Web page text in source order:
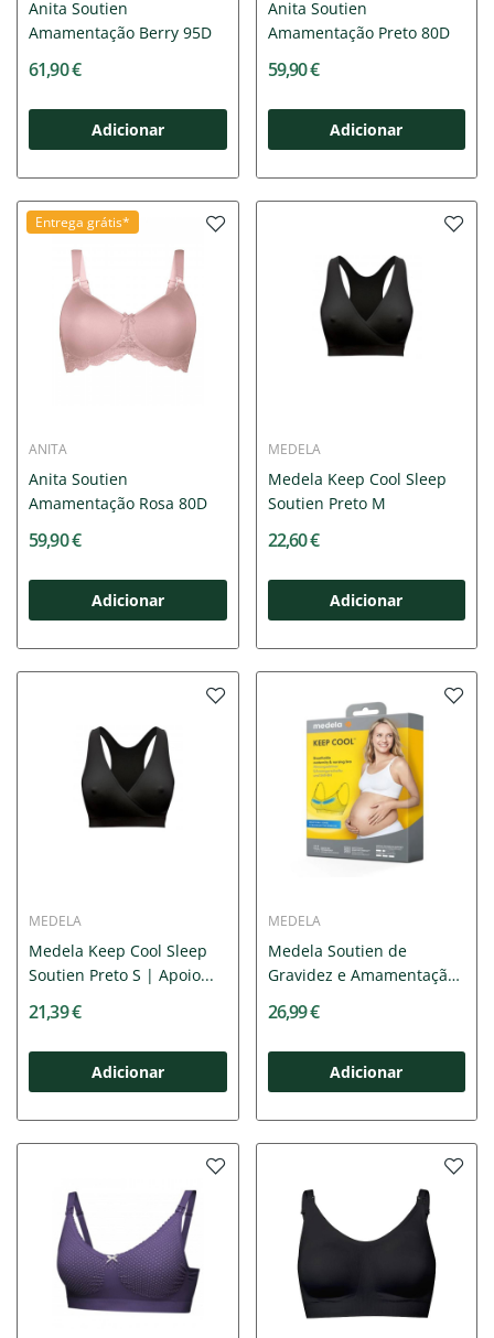
Anita Soutien
Amamentação Berry 95D
61,90 €
Adicionar
Anita Soutien
Amamentação Preto 80D
59,90 €
Adicionar
Entrega grátis*
ANITA
Anita Soutien
Amamentação Rosa 80D
59,90 €
Adicionar
MEDELA
Medela Keep Cool Sleep
Soutien Preto M
22,60 €
Adicionar
MEDELA
Medela Keep Cool Sleep
Soutien Preto S | Apoio...
21,39 €
Adicionar
MEDELA
Medela Soutien de
Gravidez e Amamentação
26,99 €
Adicionar